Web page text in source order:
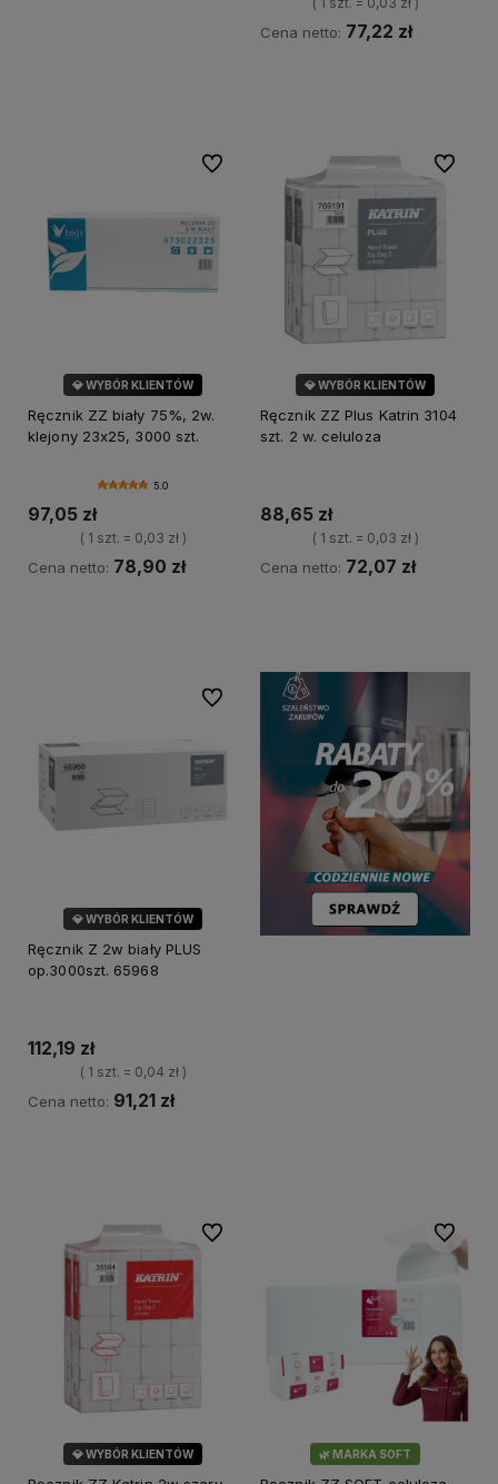
Cena netto: 77,22 zł
💎 WYBÓR KLIENTÓW
Ręcznik ZZ biały 75%, 2w.
klejony 23x25, 3000 szt.
5.0
97,05 zł
( 1 szt. = 0,03 zł )
Cena netto: 78,90 zł
Do ulubionych
💎 WYBÓR KLIENTÓW
Ręcznik ZZ Plus Katrin 3104
szt. 2 w. celuloza
88,65 zł
( 1 szt. = 0,03 zł )
Cena netto: 72,07 zł
Do
💎 WYBÓR KLIENTÓW
Ręcznik Z 2w biały PLUS
op.3000szt. 65968
112,19 zł
( 1 szt. = 0,04 zł )
Cena netto: 91,21 zł
Do ulubionych
💎 WYBÓR KLIENTÓW
Do ulubionych
🌿 MARKA SOFT
Do